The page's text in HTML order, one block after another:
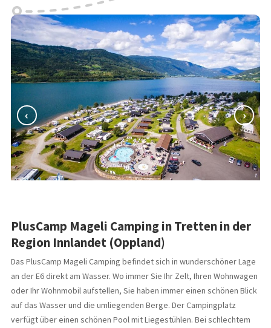
‹ ›
PlusCamp Mageli Camping in Tretten in der
Region Innlandet (Oppland)
Das PlusCamp Mageli Camping befindet sich in wunderschöner Lage
an der E6 direkt am Wasser. Wo immer Sie Ihr Zelt, Ihren Wohnwagen
oder Ihr Wohnmobil aufstellen, Sie haben immer einen schönen Blick
auf das Wasser und die umliegenden Berge. Der Campingplatz
verfügt über einen schönen Pool mit Liegestühlen. Bei schlechtem